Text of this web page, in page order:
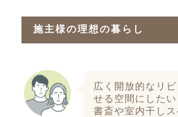
施主様の理想の暮らし
広く開放的なリ
せる空間にした
書斎や室内干し